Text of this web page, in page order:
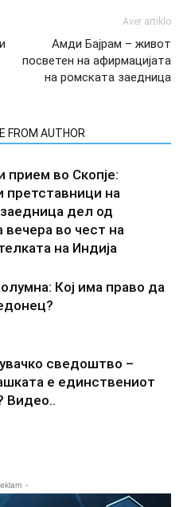
Aver artiklo
Амди Бајрам – живот
посветен на афирмацијата
на ромската заедница
FROM AUTHOR
прием во Скопје:
претставници на
дел од
вечера во чест на
на Индија
Кој има право да
сведоштво –
е единствениот
Видео..
-